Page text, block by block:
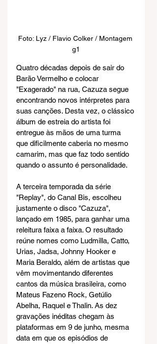
Foto: Lyz / Flavio Colker / Montagem
g1
Quatro décadas depois de sair do
Barão Vermelho e colocar
"Exagerado" na rua, Cazuza segue
encontrando novos intérpretes para
suas canções. Desta vez, o clássico
álbum de estreia do artista foi
entregue às mãos de uma turma
que dificilmente caberia no mesmo
camarim, mas que faz todo sentido
quando o assunto é personalidade.
A terceira temporada da série
"Replay", do Canal Bis, escolheu
justamente o disco "Cazuza",
lançado em 1985, para ganhar uma
releitura faixa a faixa. O resultado
reúne nomes como Ludmilla, Catto,
Urias, Jadsa, Johnny Hooker e
Maria Beraldo, além de artistas que
vêm movimentando diferentes
cantos da música brasileira, como
Mateus Fazeno Rock, Getúlio
Abelha, Raquel e Thalin. As dez
gravações inéditas chegam às
plataformas em 9 de junho, mesma
data em que os episódios de